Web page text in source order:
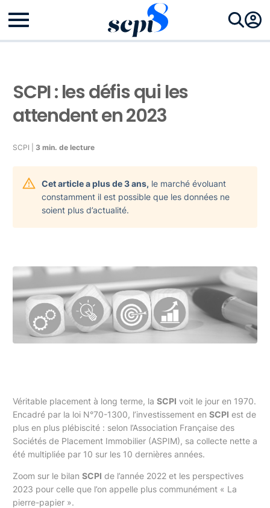
SCPI : les défis qui les
attendent en 2023
SCPI | 3 min. de lecture
Cet article a plus de 3 ans, le marché évoluant
constamment il est possible que les données ne
soient plus d’actualité.
Véritable placement à long terme, la SCPI voit le jour en 1970.
Encadré par la loi N°70-1300, l’investissement en SCPI est de
plus en plus plébiscité : selon l’Association Française des
Sociétés de Placement Immobilier (ASPIM), sa collecte nette a
été multipliée par 10 sur les 10 dernières années.
Zoom sur le bilan SCPI de l’année 2022 et les perspectives
2023 pour celle que l’on appelle plus communément « La
pierre-papier ».